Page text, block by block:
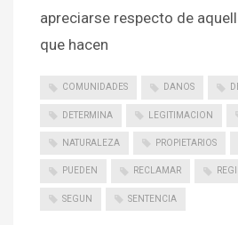
apreciarse respecto de
que hacen
COMUNIDADES DANOS
DETERMINA LEGITIMACION
NATURALEZA PROPIETARIOS
PUEDEN RECLAMAR
SEGUN SENTENCIA